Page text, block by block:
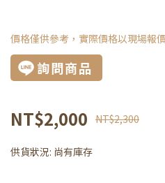
價格僅供參考，實際價格以現場報
詢問商品
NT$2,000 NT$2,300
供貨狀況: 尚有庫存